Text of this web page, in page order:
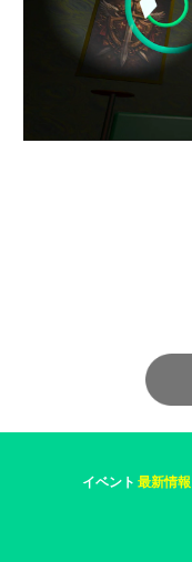
イベント 最新情報